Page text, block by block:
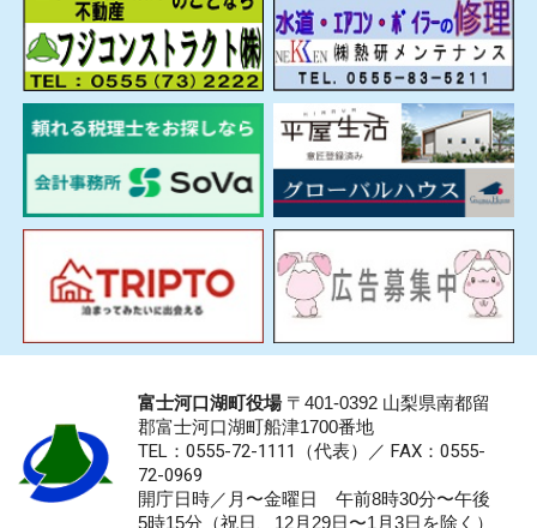
富士河口湖町役場〒401-0392 山梨県南都留
郡富士河口湖町船津1700番地
TEL：0555-72-1111 （代表）／ FAX：0555-
72-0969
開庁日時／月〜金曜日 午前8時30分〜午後
5時15分（祝日、12月29日〜1月3日を除く）